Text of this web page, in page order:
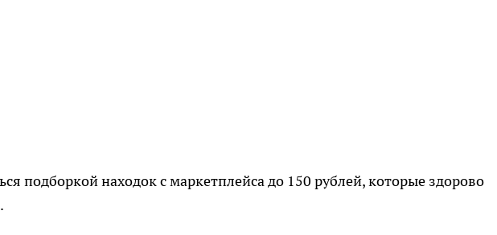
подборкой находок с маркетплейса до 150 рублей, которые здорово